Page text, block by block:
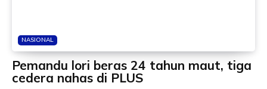
NASIONAL
Pemandu lori beras 24 tahun maut, tiga
cedera nahas di PLUS